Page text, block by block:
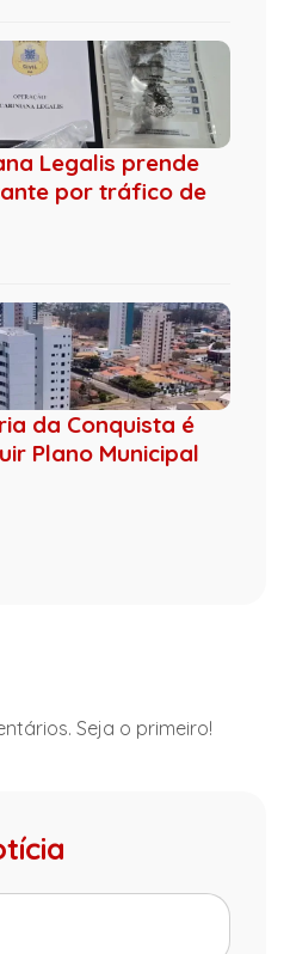
Legalis prende
por tráfico de
da Conquista é
Plano Municipal
Seja o primeiro!